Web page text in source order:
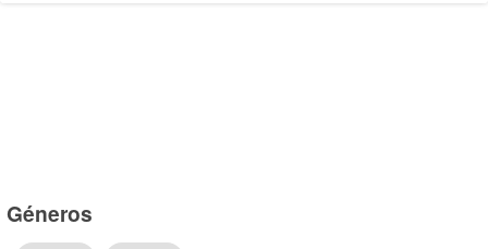
Géneros